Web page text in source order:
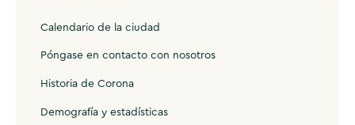
Calendario de la ciudad
Póngase en contacto con nosotros
Historia de Corona
Demografía y estadísticas